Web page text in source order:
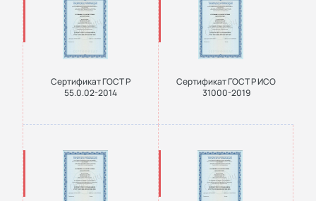
Сертификат ГОСТ Р
55.0.02-2014
Сертификат ГОСТ Р ИСО
31000-2019